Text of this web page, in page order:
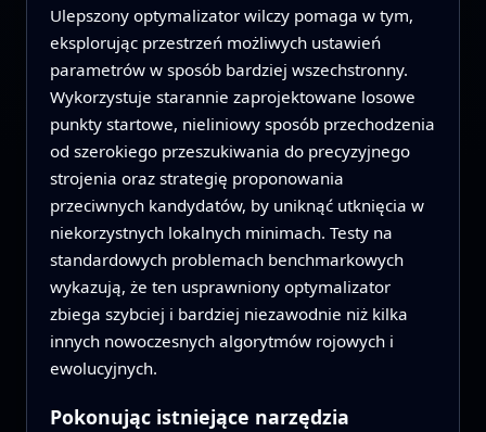
Ulepszony optymalizator wilczy pomaga w tym,
eksplorując przestrzeń możliwych ustawień
parametrów w sposób bardziej wszechstronny.
Wykorzystuje starannie zaprojektowane losowe
punkty startowe, nieliniowy sposób przechodzenia
od szerokiego przeszukiwania do precyzyjnego
strojenia oraz strategię proponowania
przeciwnych kandydatów, by uniknąć utknięcia w
niekorzystnych lokalnych minimach. Testy na
standardowych problemach benchmarkowych
wykazują, że ten usprawniony optymalizator
zbiega szybciej i bardziej niezawodnie niż kilka
innych nowoczesnych algorytmów rojowych i
ewolucyjnych.
Pokonując istniejące narzędzia